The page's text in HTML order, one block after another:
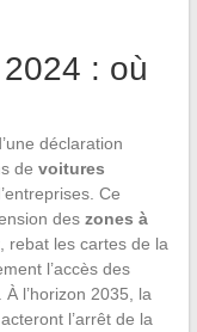
: où
déclaration
de voitures
Ce
des zones à
rebat les cartes de la
l’accès des
l’horizon 2035, la
acteront l’arrêt de la